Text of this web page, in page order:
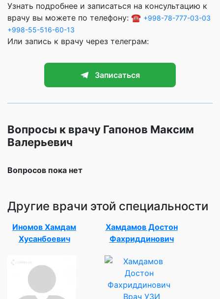
Узнать подробнее и записаться на консультацию к
врачу вы можете по телефону: ☎️ +998-78-777-03-03
+998-55-516-60-13
Или запись к врачу через телеграм:
Записаться
Вопросы к врачу Гапонов Максим
Валерьевич
Вопросов пока нет
Другие врачи этой специальности
Иномов Хамдам
Хусанбоевич
Хамдамов Достон
Фахриддинович
Врач УЗИ